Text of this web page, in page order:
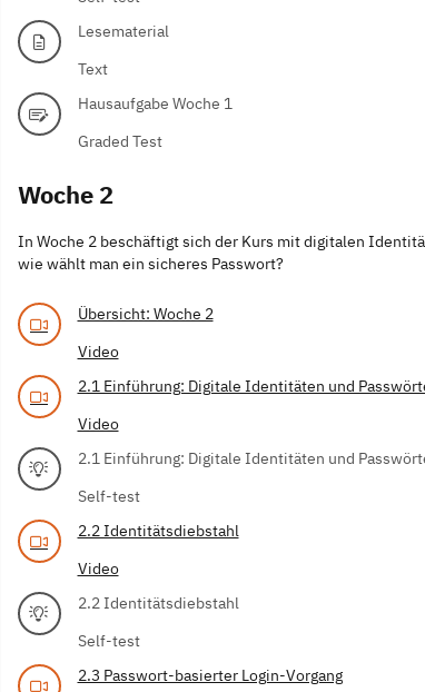
Lesematerial
Text
Hausaufgabe Woche 1
Graded Test
Woche 2
In Woche 2 beschäftigt sich der Kurs mit digitalen
wie wählt man ein sicheres Passwort?
Übersicht: Woche 2
Video
2.1 Einführung: Digitale Identitäten und
Video
2.1 Einführung: Digitale Identitäten und
Self-test
2.2 Identitätsdiebstahl
Video
2.2 Identitätsdiebstahl
Self-test
2.3 Passwort-basierter Login-Vorgang